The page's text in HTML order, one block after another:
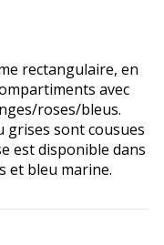
rectangulaire, en
avec
roses/bleus.
grises sont cousues
est disponible dans
et bleu marine.